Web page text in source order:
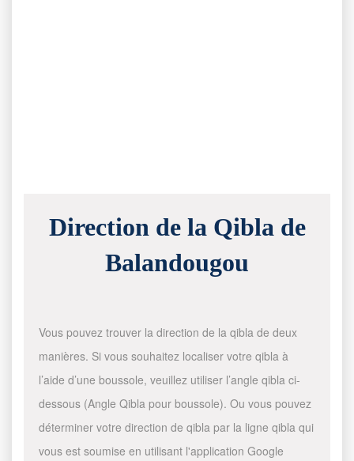
Direction de la Qibla de
Balandougou
Vous pouvez trouver la direction de la qibla de deux
manières. Si vous souhaitez localiser votre qibla à
l’aide d’une boussole, veuillez utiliser l’angle qibla ci-
dessous (Angle Qibla pour boussole). Ou vous pouvez
déterminer votre direction de qibla par la ligne qibla qui
vous est soumise en utilisant l'application Google